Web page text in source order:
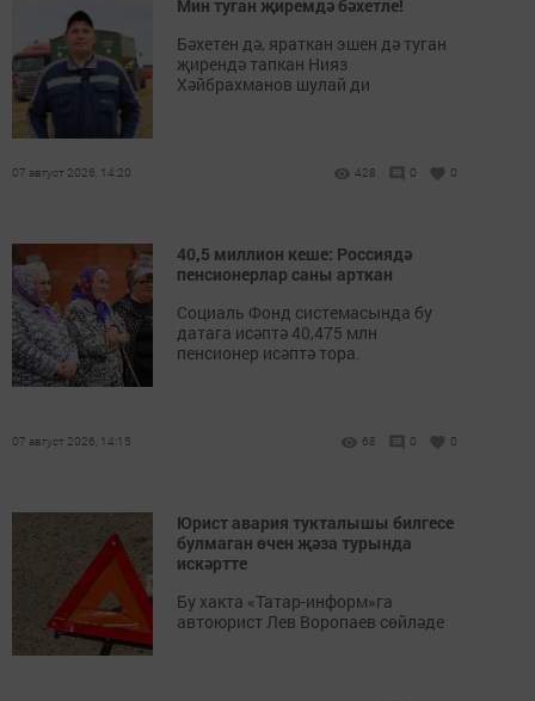
Мин туган җиремдә бәхетле!
Бәхетен дә, яраткан эшен дә туган
җирендә тапкан Нияз
Хәйбрахманов шулай ди
07 август 2026, 14:20 428 0 0
40,5 миллион кеше: Россиядә
пенсионерлар саны арткан
Социаль Фонд системасында бу
датага исәптә 40,475 млн
пенсионер исәптә тора.
07 август 2026, 14:15 68 0 0
Юрист авария тукталышы билгесе
булмаган өчен җәза турында
искәртте
Бу хакта «Татар-информ»га
автоюрист Лев Воропаев сөйләде